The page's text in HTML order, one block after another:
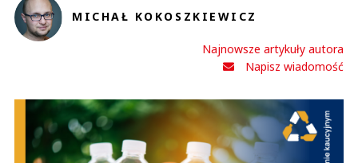
MICHAŁ KOKOSZKIEWICZ
Najnowsze artykuły autora
Napisz wiadomość